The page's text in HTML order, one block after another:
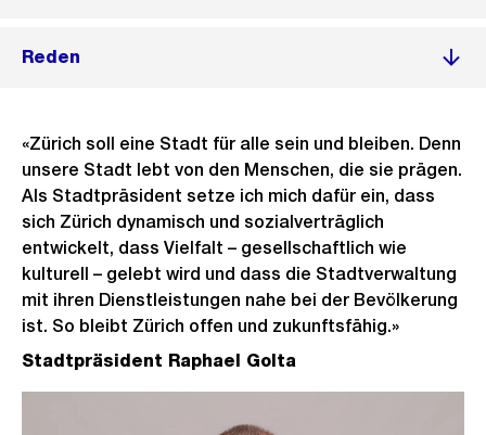
Reden
«Zürich soll eine Stadt für alle sein und bleiben. Denn
unsere Stadt lebt von den Menschen, die sie prägen.
Als Stadtpräsident setze ich mich dafür ein, dass
sich Zürich dynamisch und sozialverträglich
entwickelt, dass Vielfalt – gesellschaftlich wie
kulturell – gelebt wird und dass die Stadtverwaltung
mit ihren Dienstleistungen nahe bei der Bevölkerung
ist. So bleibt Zürich offen und zukunftsfähig.»
Stadtpräsident Raphael Golta